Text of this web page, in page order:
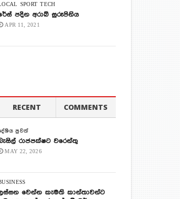
SPORT TECH
පදින අරාබි සුරූපිනිය
APR 11, 2021
RECENT COMMENTS
පුවත්
රාජපක්ෂට වරෙන්තු
MAY 22, 2026
වෙන්න කැමති කාන්තාවන්ට